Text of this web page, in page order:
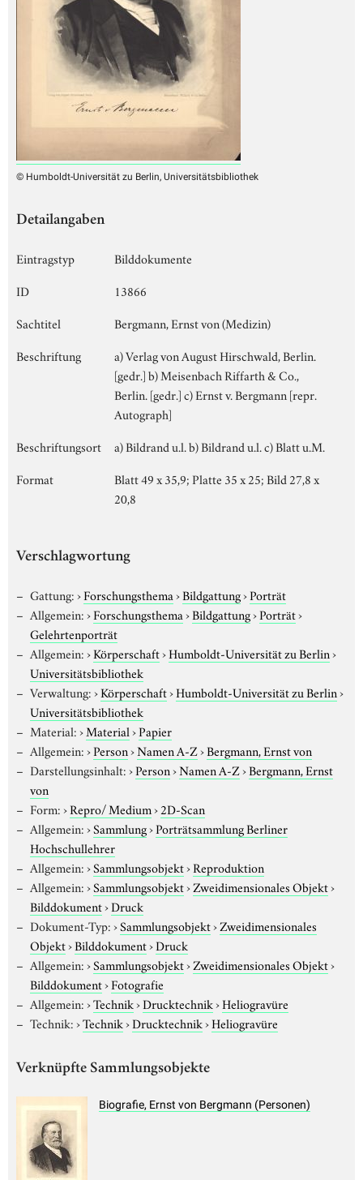
© Humboldt-Universität zu Berlin, Universitätsbibliothek
Detailangaben
Eintragstyp
Bilddokumente
ID
13866
Sachtitel
Bergmann, Ernst von (Medizin)
Beschriftung
a) Verlag von August Hirschwald, Berlin.
[gedr.] b) Meisenbach Riffarth & Co.,
Berlin. [gedr.] c) Ernst v. Bergmann [repr.
Autograph]
Beschriftungsort
a) Bildrand u.l. b) Bildrand u.l. c) Blatt u.M.
Format
Blatt 49 x 35,9; Platte 35 x 25; Bild 27,8 x
20,8
Verschlagwortung
Gattung:›Forschungsthema›Bildgattung›Porträt
Allgemein:›Forschungsthema›Bildgattung›Porträt›
Gelehrtenporträt
Allgemein:›Körperschaft›Humboldt-Universität zu Berlin›
Universitätsbibliothek
Verwaltung:›Körperschaft›Humboldt-Universität zu Berlin›
Universitätsbibliothek
Material:›Material›Papier
Allgemein:›Person›Namen A-Z›Bergmann, Ernst von
Darstellungsinhalt:›Person›Namen A-Z›Bergmann, Ernst
von
Form:›Repro/ Medium›2D-Scan
Allgemein:›Sammlung›Porträtsammlung Berliner
Hochschullehrer
Allgemein:›Sammlungsobjekt›Reproduktion
Allgemein:›Sammlungsobjekt›Zweidimensionales Objekt›
Bilddokument›Druck
Dokument-Typ:›Sammlungsobjekt›Zweidimensionales
Objekt›Bilddokument›Druck
Allgemein:›Sammlungsobjekt›Zweidimensionales Objekt›
Bilddokument›Fotografie
Allgemein:›Technik›Drucktechnik›Heliogravüre
Technik:›Technik›Drucktechnik›Heliogravüre
Verknüpfte Sammlungsobjekte
Biografie, Ernst von Bergmann (Personen)